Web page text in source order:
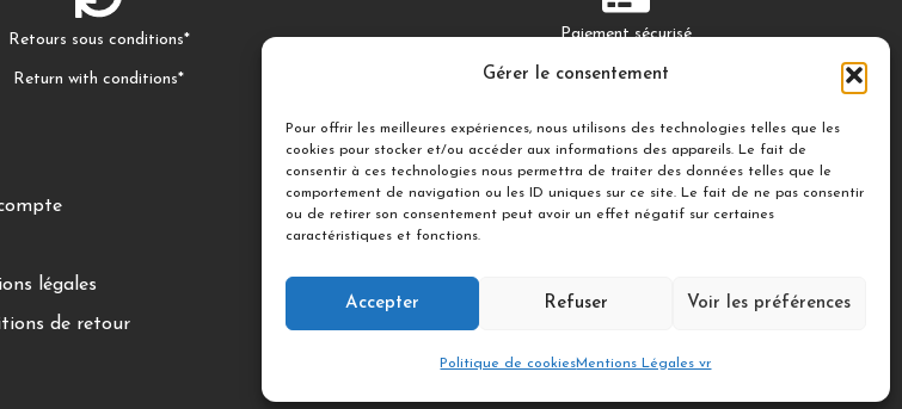
Gérer le consentement
Pour offrir les meilleures expériences, nous utilisons des technologies telles que les
cookies pour stocker et/ou accéder aux informations des appareils. Le fait de
consentir à ces technologies nous permettra de traiter des données telles que le
comportement de navigation ou les ID uniques sur ce site. Le fait de ne pas consentir
ou de retirer son consentement peut avoir un effet négatif sur certaines
caractéristiques et fonctions.
Accepter Refuser Voir les préférences
Politique de cookiesMentions Légales vr
Retours sous conditions*
Return with conditions*
Paiement sécurisé
Secure payment
légales
de retour
DÉCOUVRIR
Nuances Gourmandes
Silicon’ Palet
Suivez-nous